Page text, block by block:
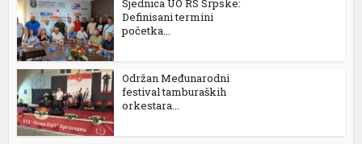
Sjednica UO RS Srpske:
Definisani termini
početka...
Održan Međunarodni
festival tamburaških
orkestara...